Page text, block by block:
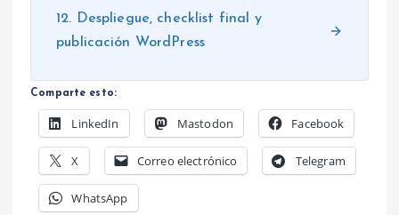
12. Despliegue, checklist final y
publicación WordPress
Comparte esto:
LinkedIn Mastodon Facebook
X Correo electrónico Telegram
WhatsApp